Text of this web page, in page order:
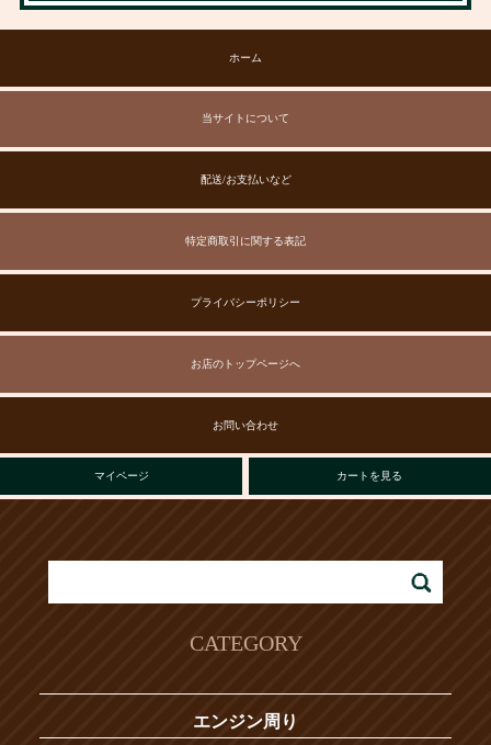
ホーム
当サイトについて
配送/お支払いなど
特定商取引に関する表記
プライバシーポリシー
お店のトップページへ
お問い合わせ
マイページ カートを見る
CATEGORY
エンジン周り